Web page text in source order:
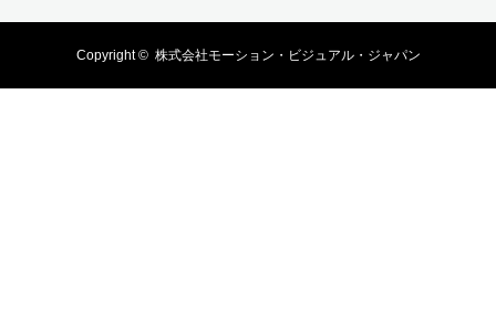
Copyright © 株式会社モーション・ビジュアル・ジャパン